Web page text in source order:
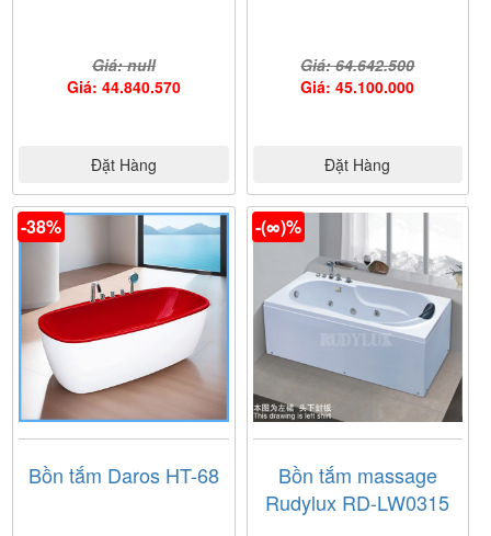
Giá: null
Giá: 44.840.570
Đặt Hàng
Giá: 64.642.500
Giá: 45.100.000
Đặt Hàng
-38%
Bồn tắm Daros HT-68
-(∞)%
Bồn tắm massage
Rudylux RD-LW0315